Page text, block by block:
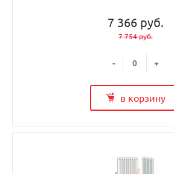
7 366 руб.
7 754 руб.
- +
в корзину